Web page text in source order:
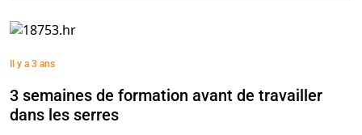
Il y a 3 ans
3 semaines de formation avant de travailler
dans les serres